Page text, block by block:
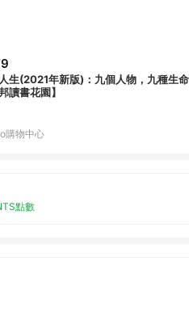
生(2021年新版)：九個人物，九種生
讀書花園】
購物中心
點數